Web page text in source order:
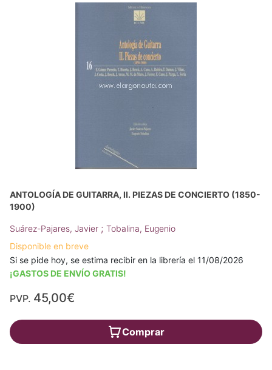
ANTOLOGÍA DE GUITARRA, II. PIEZAS DE CONCIERTO (1850-
1900)
Suárez-Pajares, Javier ; Tobalina, Eugenio
Disponible en breve
Si se pide hoy, se estima recibir en la librería el 11/08/2026
¡GASTOS DE ENVÍO GRATIS!
PVP. 45,00€
Comprar